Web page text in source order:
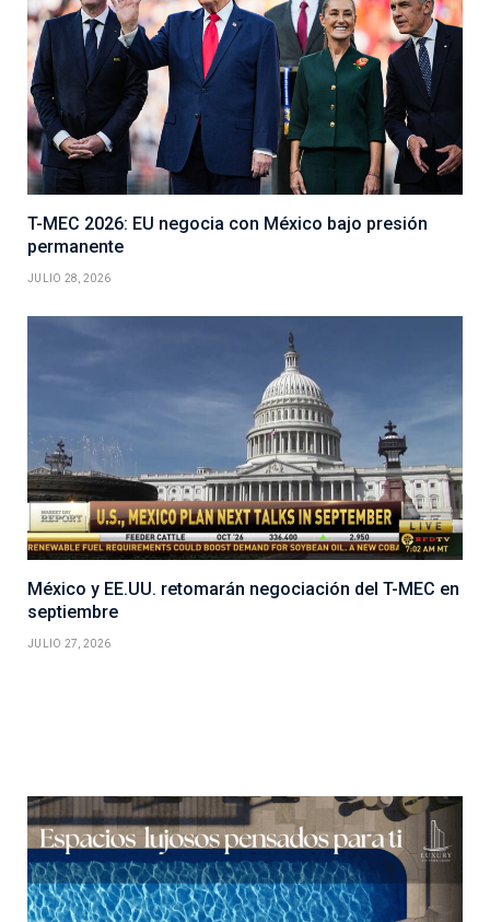
T-MEC 2026: EU negocia con México bajo presión
permanente
JULIO 28, 2026
México y EE.UU. retomarán negociación del T-MEC en
septiembre
JULIO 27, 2026